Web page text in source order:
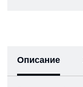
Описание